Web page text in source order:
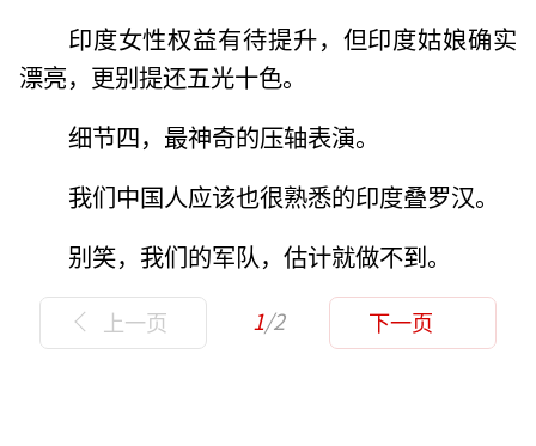
印度女性权益有待提升，但印度姑娘确实
漂亮，更别提还五光十色。
细节四，最神奇的压轴表演。
我们中国人应该也很熟悉的印度叠罗汉。
别笑，我们的军队，估计就做不到。
上一页 1/2 下一页